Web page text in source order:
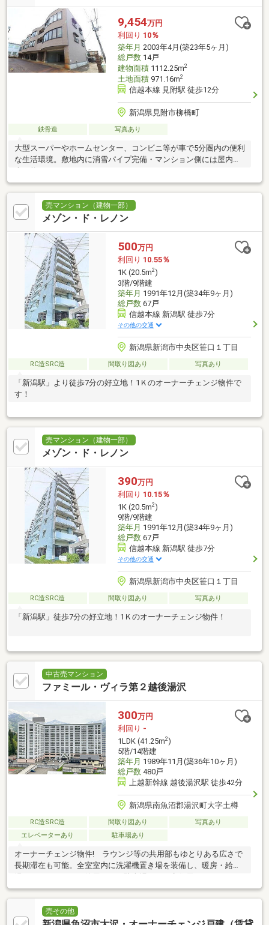
9,454万円
利回り 10％
築年月 2003年4月(築23年5ヶ月)
総戸数14戸
建物面積1112.25m2
土地面積971.16m2
信越本線 見附駅 徒歩12分
新潟県見附市柳橋町
鉄骨造 写真あり
大型スーパーやホームセンター、コンビニ等が車で5分圏内の便利
な生活環境。敷地内に消雪パイプ完備・マンション側には屋内駐
売マンション（建物一部）
メゾン・ド・レノン
500万円
利回り 10.55％
1K (20.5m2)
3階/9階建
築年月 1991年12月(築34年9ヶ月)
総戸数67戸
信越本線 新潟駅 徒歩7分
その他の交通
新潟県新潟市中央区笹口１丁目
RC造SRC造 間取り図あり 写真あり
「新潟駅」より徒歩7分の好立地！1Ｋのオーナーチェンジ物件で
す！
売マンション（建物一部）
メゾン・ド・レノン
390万円
利回り 10.15％
1K (20.5m2)
9階/9階建
築年月 1991年12月(築34年9ヶ月)
総戸数67戸
信越本線 新潟駅 徒歩7分
その他の交通
新潟県新潟市中央区笹口１丁目
RC造SRC造 間取り図あり 写真あり
「新潟駅」徒歩7分の好立地！1Ｋのオーナーチェンジ物件！
中古売マンション
ファミール・ヴィラ第２越後湯沢
300万円
利回り -
1LDK (41.25m2)
5階/14階建
築年月 1989年11月(築36年10ヶ月)
総戸数480戸
上越新幹線 越後湯沢駅 徒歩42分
新潟県南魚沼郡湯沢町大字土樽
RC造SRC造 間取り図あり
写真あり
エレベーターあり
駐車場あり
オーナーチェンジ物件! ラウンジ等の共用部もゆとりある広さで
長期滞在も可能。全室室内に洗濯機置き場を装備し、暖房・給
め。
売その他